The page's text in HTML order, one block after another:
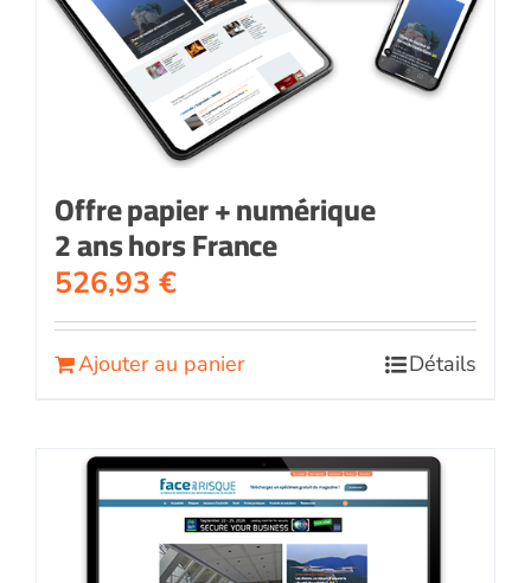
Offre papier + numérique
2 ans hors France
526,93 €
Ajouter au panier Détails